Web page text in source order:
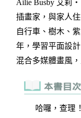
哈囉，查理！